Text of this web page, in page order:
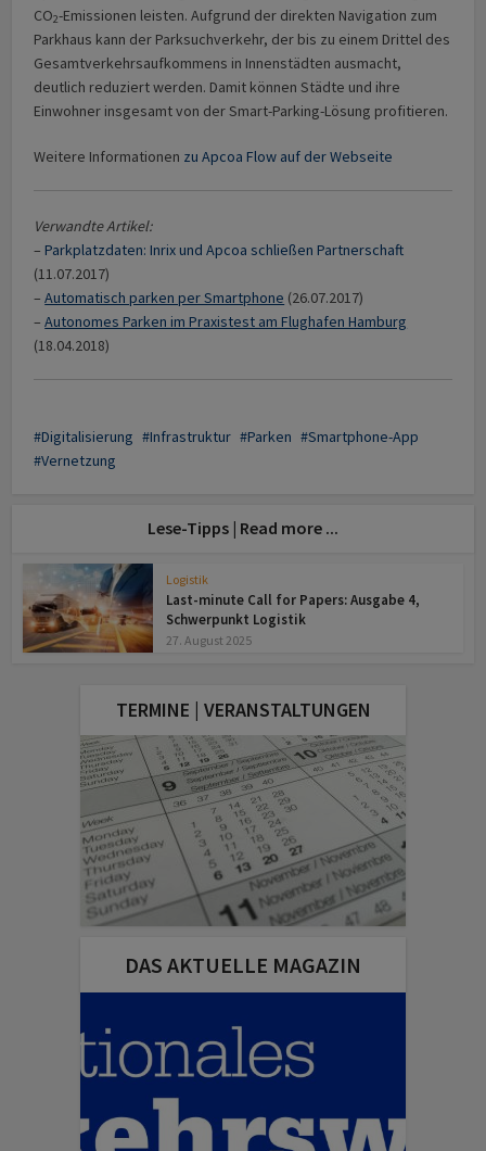
CO2-Emissionen leisten. Aufgrund der direkten Navigation zum
Parkhaus kann der Parksuchverkehr, der bis zu einem Drittel des
Gesamtverkehrsaufkommens in Innenstädten ausmacht,
deutlich reduziert werden. Damit können Städte und ihre
Einwohner insgesamt von der Smart-Parking-Lösung profitieren.
Weitere Informationen zu Apcoa Flow auf der Webseite
Verwandte Artikel:
–Parkplatzdaten: Inrix und Apcoa schließen Partnerschaft
(11.07.2017)
–Automatisch parken per Smartphone (26.07.2017)
–Autonomes Parken im Praxistest am Flughafen Hamburg
(18.04.2018)
Digitalisierung Infrastruktur Parken
Smartphone-App
Vernetzung
Lese-Tipps | Read more ...
Logistik
Last-minute Call for Papers: Ausgabe 4,
Schwerpunkt Logistik
27. August 2025
TERMINE | VERANSTALTUNGEN
DAS AKTUELLE MAGAZIN